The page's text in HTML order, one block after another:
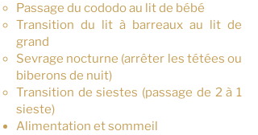
Passage du cododo au lit de bébé
Transition du lit à barreaux au lit de
grand
Sevrage nocturne (arrêter les tétées ou
biberons de nuit)
Transition de siestes (passage de 2 à 1
sieste)
Alimentation et sommeil